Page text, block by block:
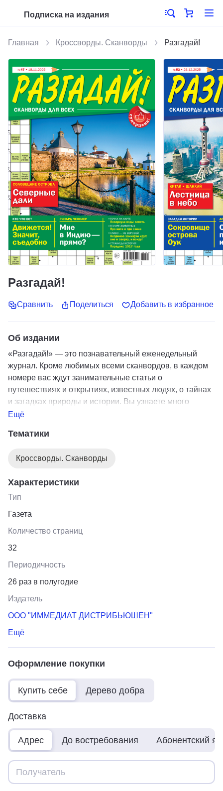
Подписка на издания
Главная Кроссворды. Сканворды Разгадай!
Разгадай!
Сравнить Поделиться Добавить в избранное
Об издании
«Разгадай!» — это познавательный еженедельный
журнал. Кроме любимых всеми сканвордов, в каждом
номере вас ждут занимательные статьи о
путешествиях и открытиях, известных людях, о тайнах
и загадках природы и истории. Вы узнаете много
интересного о флоре и фауне планеты, о вкусах и
многих, казалось бы, таких знакомых и привычных
Ещё
Тематики
Кроссворды. Сканворды
Характеристики
Тип
Газета
Количество страниц
32
Периодичность
26 раз в полугодие
Издатель
ООО "ИММЕДИАТ ДИСТРИБЬЮШЕН"
Ещё
Оформление покупки
Купить себе Дерево добра
Доставка
Адрес До востребования Абонентский